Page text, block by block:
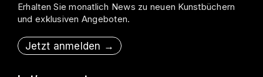
Erhalten Sie monatlich News zu neuen Kunstbüchern
und exklusiven Angeboten.
Jetzt anmelden →